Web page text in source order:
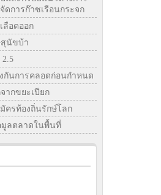
ดการก๊าซเรือนกระจก
ลือดออก
สุนัขบ้า
2.5
กันการคลอดก่อนกำหนด
ากขยะเปียก
ครท้องถิ่นรักษ์โลก
ลตลาดในพื้นที่